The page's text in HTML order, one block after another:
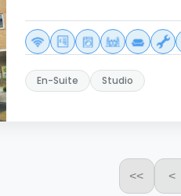
En-Suite Studio
<< <